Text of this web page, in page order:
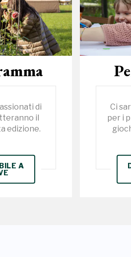
di
il
edizione.
A
Ci
per i